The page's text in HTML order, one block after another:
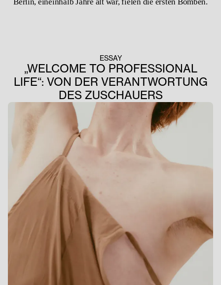
ESSAY
„WELCOME TO PROFESSIONAL
LIFE“: VON DER VERANTWORTUNG
DES ZUSCHAUERS